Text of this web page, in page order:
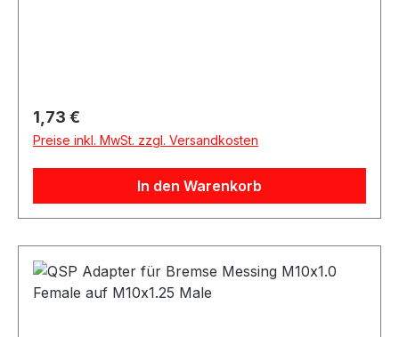
benötigter Anschlüsse. Produktdetails Hersteller
QSP Products Artikel Blindstopfen Material Stahl
Ausführung Male Gewinde M10x1 Gewindetyp
metrisch Länge 17mm Verpackungseinheit 1
Motorsport Fahrzeugtuning Rennsport Umbau-
und Projektfahrzeuge
Regulärer Preis:
1,73 €
Preise inkl. MwSt. zzgl. Versandkosten
In den Warenkorb